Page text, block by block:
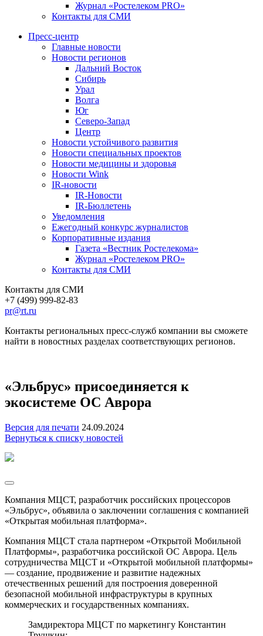
Журнал «Ростелеком PRO»
Контакты для СМИ
Пресс-центр
Главные новости
Новости регионов
Дальний Восток
Сибирь
Урал
Волга
Юг
Северо-Запад
Центр
Новости устойчивого развития
Новости специальных проектов
Новости медицины и здоровья
Новости Wink
IR-новости
IR-Новости
IR-Бюллетень
Уведомления
Ежегодный конкурс журналистов
Корпоративные издания
Газета «Вестник Ростелекома»
Журнал «Ростелеком PRO»
Контакты для СМИ
Контакты для СМИ
+7 (499) 999-82-83
pr@rt.ru
Контакты региональных пресс-служб компании вы сможете
найти в новостных разделах соответствующих регионов.
«Эльбрус» присоединяется к
экосистеме ОС Аврора
Версия для печати 24.09.2024
Вернуться к списку новостей
Компания МЦСТ, разработчик российских процессоров
«Эльбрус», объявила о заключении соглашения с компанией
«Открытая мобильная платформа».
Компания МЦСТ стала партнером «Открытой Мобильной
Платформы», разработчика российской ОС Аврора. Цель
сотрудничества МЦСТ и «Открытой мобильной платформы»
— создание, продвижение и развитие надежных
отечественных решений для построения доверенной
безопасной мобильной инфраструктуры в крупных
коммерческих и государственных компаниях.
Замдиректора МЦСТ по маркетингу Константин